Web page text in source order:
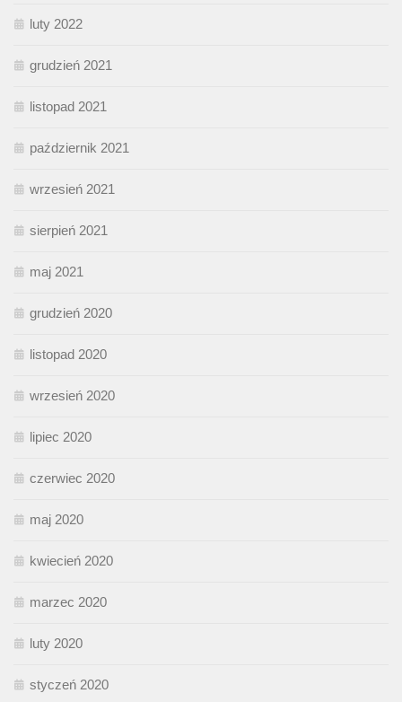
luty 2022
grudzień 2021
listopad 2021
październik 2021
wrzesień 2021
sierpień 2021
maj 2021
grudzień 2020
listopad 2020
wrzesień 2020
lipiec 2020
czerwiec 2020
maj 2020
kwiecień 2020
marzec 2020
luty 2020
styczeń 2020